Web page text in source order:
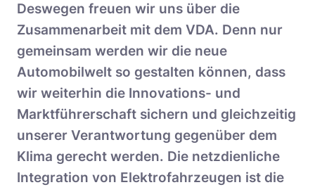
Deswegen freuen wir uns über die
Zusammenarbeit mit dem VDA. Denn nur
gemeinsam werden wir die neue
Automobilwelt so gestalten können, dass
wir weiterhin die Innovations- und
Marktführerschaft sichern und gleichzeitig
unserer Verantwortung gegenüber dem
Klima gerecht werden. Die netzdienliche
Integration von Elektrofahrzeugen ist die